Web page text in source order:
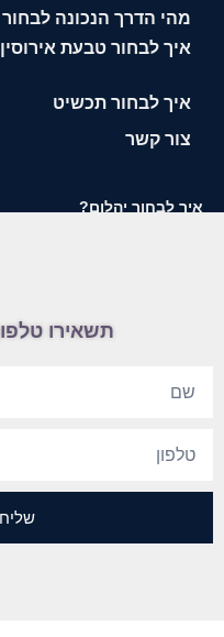
מהי הדרך הנכונה לבחור
איך לבחור טבעת אירוסין
איך לבחור תכשיט
צור קשר
איך לבחור יהלום?
תשאירו